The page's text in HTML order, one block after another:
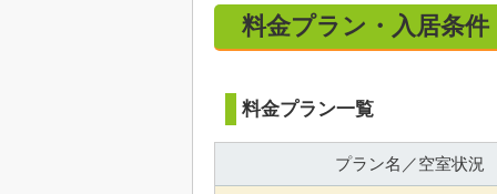
料金プラン・入居条件
料金プラン一覧
プラン名／空室状況